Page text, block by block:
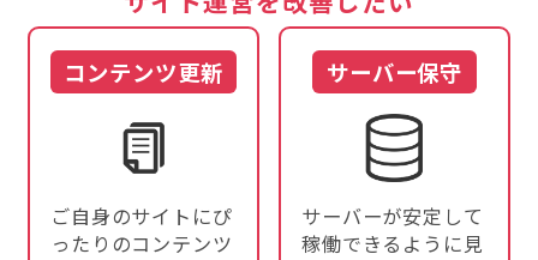
コンテンツ更新
ご自身のサイトにぴ
ったりのコンテンツ
サーバー保守
サーバーが安定して
稼働できるように見